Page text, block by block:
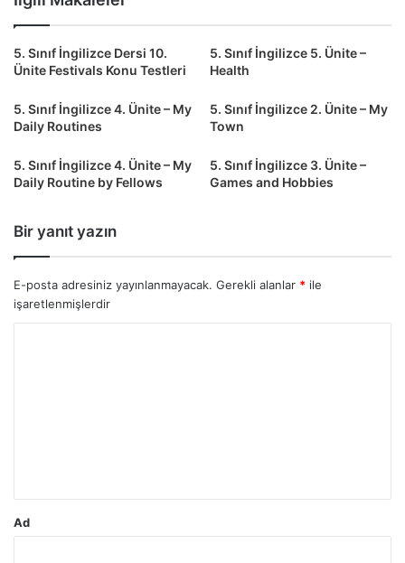
5. Sınıf İngilizce Dersi 10.
Ünite Festivals Konu Testleri
5. Sınıf İngilizce 5. Ünite –
Health
5. Sınıf İngilizce 4. Ünite – My
Daily Routines
5. Sınıf İngilizce 2. Ünite – My
Town
5. Sınıf İngilizce 4. Ünite – My
Daily Routine by Fellows
5. Sınıf İngilizce 3. Ünite –
Games and Hobbies
Bir yanıt yazın
E-posta adresiniz yayınlanmayacak. Gerekli alanlar * ile
işaretlenmişlerdir
Ad